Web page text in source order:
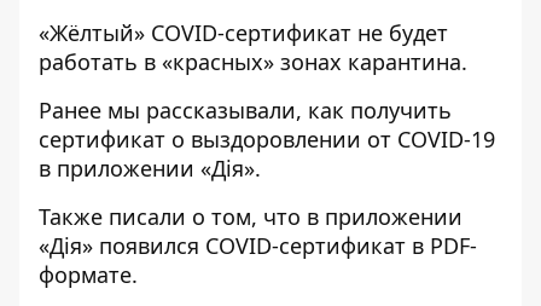
«Жёлтый» COVID-сертификат не будет
работать в «красных» зонах карантина.
Ранее мы рассказывали, как получить
сертификат о выздоровлении от COVID-19
в приложении «Дія».
Также писали о том, что в приложении
«Дія» появился COVID-сертификат в PDF-
формате.